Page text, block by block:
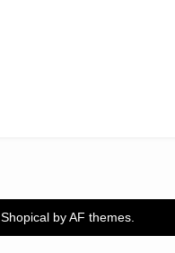
Shopicalby AF themes.